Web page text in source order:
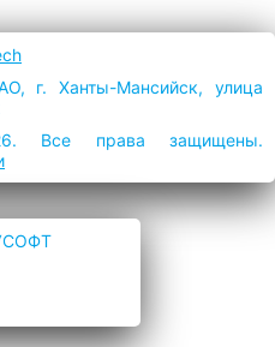
г. Ханты-Мансийск, улица
Все права защищены.